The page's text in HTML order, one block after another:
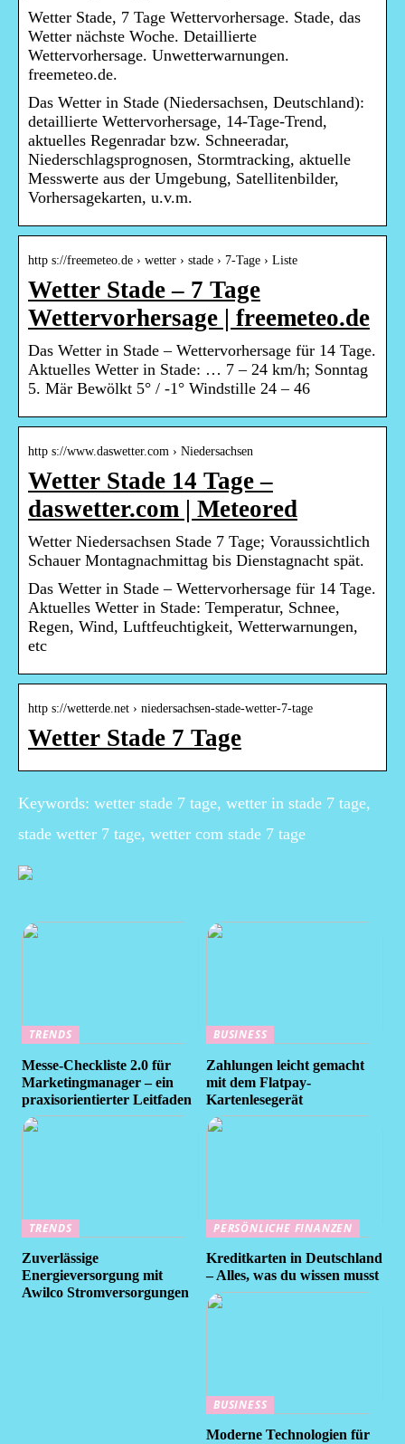
Wetter Stade, 7 Tage Wettervorhersage. Stade, das
Wetter nächste Woche. Detaillierte
Wettervorhersage. Unwetterwarnungen.
freemeteo.de.
Das Wetter in Stade (Niedersachsen, Deutschland):
detaillierte Wettervorhersage, 14-Tage-Trend,
aktuelles Regenradar bzw. Schneeradar,
Niederschlagsprognosen, Stormtracking, aktuelle
Messwerte aus der Umgebung, Satellitenbilder,
Vorhersagekarten, u.v.m.
http s://freemeteo.de › wetter › stade › 7-Tage › Liste
Wetter Stade – 7 Tage
Wettervorhersage | freemeteo.de
Das Wetter in Stade – Wettervorhersage für 14 Tage.
Aktuelles Wetter in Stade: … 7 – 24 km/h; Sonntag
5. Mär Bewölkt 5° / -1° Windstille 24 – 46
http s://www.daswetter.com › Niedersachsen
Wetter Stade 14 Tage –
daswetter.com | Meteored
Wetter Niedersachsen Stade 7 Tage; Voraussichtlich
Schauer Montagnachmittag bis Dienstagnacht spät.
Das Wetter in Stade – Wettervorhersage für 14 Tage.
Aktuelles Wetter in Stade: Temperatur, Schnee,
Regen, Wind, Luftfeuchtigkeit, Wetterwarnungen,
etc
http s://wetterde.net › niedersachsen-stade-wetter-7-tage
Wetter Stade 7 Tage
Keywords: wetter stade 7 tage, wetter in stade 7 tage,
stade wetter 7 tage, wetter com stade 7 tage
TRENDS
Messe-Checkliste 2.0 für
Marketingmanager – ein
praxisorientierter Leitfaden
BUSINESS
Zahlungen leicht gemacht
mit dem Flatpay-
Kartenlesegerät
TRENDS
Zuverlässige
Energieversorgung mit
Awilco Stromversorgungen
PERSÖNLICHE FINANZEN
Kreditkarten in Deutschland
– Alles, was du wissen musst
BUSINESS
Moderne Technologien für